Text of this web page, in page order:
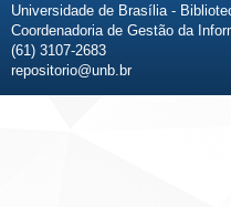
Universidade de Brasília -
Coordenadoria de Gestão da
(61) 3107-2683
repositorio@unb.br